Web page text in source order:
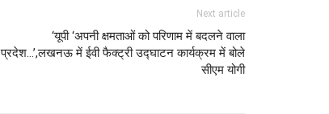
Next article
‘यूपी ‘अपनी क्षमताओं को परिणाम में बदलने वाला
प्रदेश…’,लखनऊ में ईवी फैक्ट्री उद्घाटन कार्यक्रम में बोले
सीएम योगी